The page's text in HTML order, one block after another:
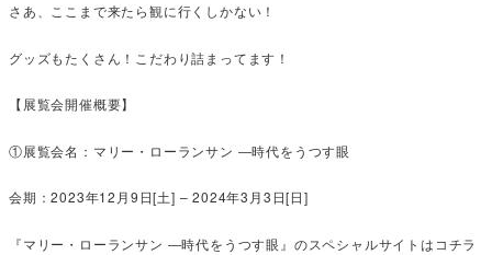
さあ、ここまで来たら観に行くしかない！
グッズもたくさん！こだわり詰まってます！
【展覧会開催概要】
①展覧会名：マリー・ローランサン ―時代をうつす眼
会期：2023年12月9日[土] – 2024年3月3日[日]
『マリー・ローランサン ―時代をうつす眼 』のスペシャルサイトはコチラ